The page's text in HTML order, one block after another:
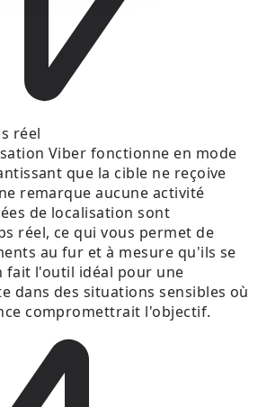
réel
Viber fonctionne en mode
que la cible ne reçoive
remarque aucune activité
de localisation sont
réel, ce qui vous permet de
au fur et à mesure qu'ils se
fait l'outil idéal pour une
dans des situations sensibles où
compromettrait l'objectif.